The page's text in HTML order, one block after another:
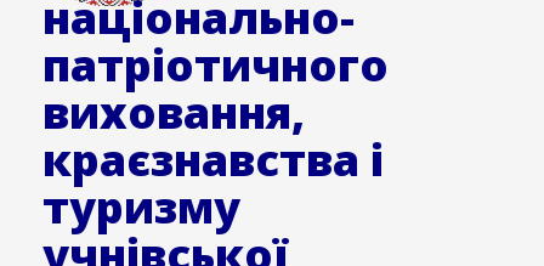
національно-
патріотичного
виховання,
краєзнавства і
туризму